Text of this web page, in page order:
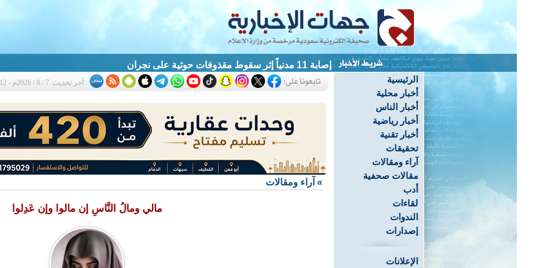
إصابة 11 مدنياً إثر سقوط مقذوفات حوثية على نجران
الرئيسية
أخبار محلية
أخبار الناس
أخبار رياضية
أخبار تقنية
تحقيقات
آراء ومقالات
مقالات صحفية
أدب
لقاءات
الندوات
إصدارات
الإعلانات
آخر تحديث: 7 / 8 / 2026م - 11:12 ص
» آراء ومقالات
مالي ومالُ النَّاسِ إن مالوا وإن عَدِلوا